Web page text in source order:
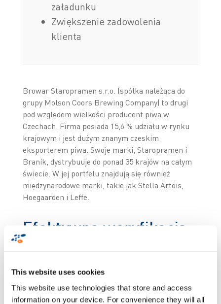
This website uses cookies
This website use technologies that store and access
information on your device. For convenience they will all
załadunku
Zwiększenie zadowolenia
klienta
Browar Staropramen s.r.o. (spółka należąca do
grupy Molson Coors Brewing Company) to drugi
pod względem wielkości producent piwa w
Czechach. Firma posiada 15,6 % udziału w rynku
krajowym i jest dużym znanym czeskim
eksporterem piwa. Swoje marki, Staropramen i
Braník, dystrybuuje do ponad 35 krajów na całym
świecie. W jej portfelu znajdują się również
międzynarodowe marki, takie jak Stella Artois,
Hoegaarden i Leffe.
Efektywna weryfikacja
załadunków
Firma Staropramen przestrzega rygorystycznych
procedur zgodności z zasadami bezpieczeństwa.
Wcześniej jej proces weryfikacji załadunku